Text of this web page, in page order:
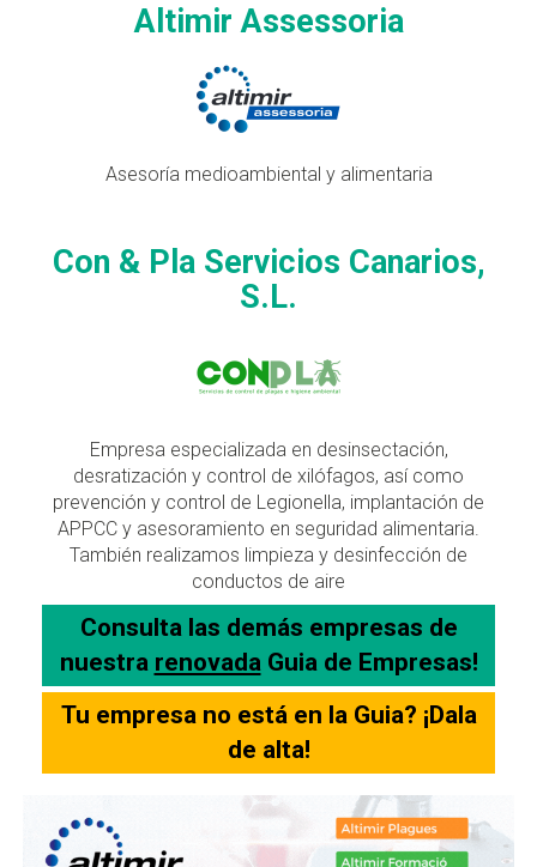
Altimir Assessoria
Asesoría medioambiental y alimentaria
Con & Pla Servicios Canarios,
S.L.
Empresa especializada en desinsectación,
desratización y control de xilófagos, así como
prevención y control de Legionella, implantación de
APPCC y asesoramiento en seguridad alimentaria.
También realizamos limpieza y desinfección de
conductos de aire
Consulta las demás empresas de
nuestra renovada Guia de Empresas!
Tu empresa no está en la Guia? ¡Dala
de alta!